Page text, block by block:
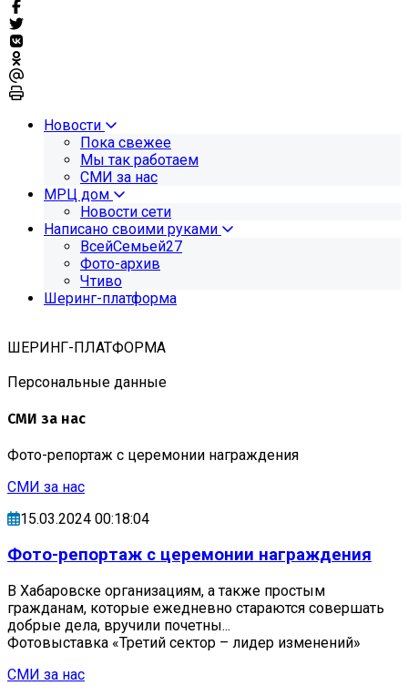
Новости
Пока свежее
Мы так работаем
СМИ за нас
МРЦ дом
Новости сети
Написано своими руками
ВсейСемьей27
Фото-архив
Чтиво
Шеринг-платформа
ШЕРИНГ-ПЛАТФОРМА
Персональные данные
СМИ за нас
Фото-репортаж с церемонии награждения
СМИ за нас
15.03.2024 00:18:04
Фото-репортаж с церемонии награждения
В Хабаровске организациям, а также простым
гражданам, которые ежедневно стараются совершать
добрые дела, вручили почетны...
Фотовыставка «Третий сектор – лидер изменений»
СМИ за нас